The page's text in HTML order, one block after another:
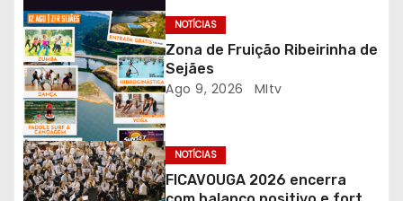
r
t
i
g
o
NOTÍCIAS
Zona de Fruição Ribeirinha de
Sejães
Ago 9, 2026 MItv
NOTÍCIAS
FICAVOUGA 2026 encerra